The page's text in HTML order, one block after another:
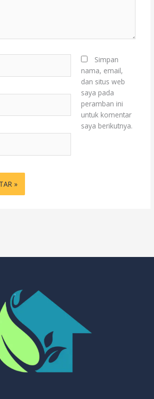
Simpan
nama, email,
dan situs web
saya pada
peramban ini
untuk komentar
saya berikutnya.